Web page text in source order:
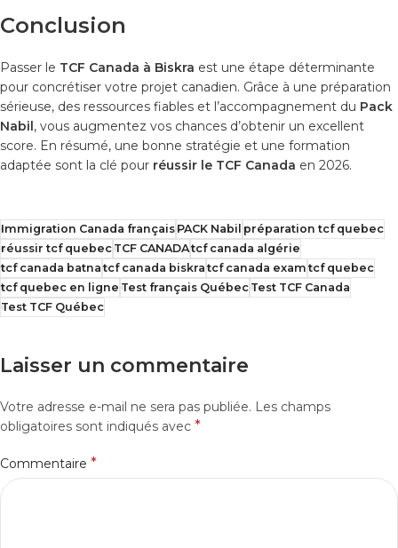
Conclusion
Passer le TCF Canada à Biskra est une étape déterminante
pour concrétiser votre projet canadien. Grâce à une préparation
sérieuse, des ressources fiables et l’accompagnement du Pack
Nabil, vous augmentez vos chances d’obtenir un excellent
score. En résumé, une bonne stratégie et une formation
adaptée sont la clé pour réussir le TCF Canada en 2026.
Immigration Canada françaisPACK Nabil préparation tcf quebec
réussir tcf quebecTCF CANADAtcf canada algérie
tcf canada batna tcf canada biskra tcf canada exam tcf quebec
tcf quebec en ligne Test français QuébecTest TCF Canada
Test TCF Québec
Laisser un commentaire
Votre adresse e-mail ne sera pas publiée. Les champs
obligatoires sont indiqués avec *
Commentaire *